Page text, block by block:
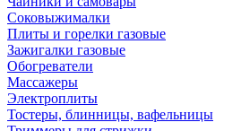
Соковыжималки
Плиты и горелки газовые
Зажигалки газовые
Обогреватели
Массажеры
Электроплиты
Тостеры, блинницы, вафельницы